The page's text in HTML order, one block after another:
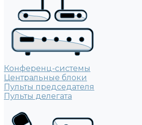
Конференц-системы
Центральные блоки
Пульты председателя
Пульты делегата